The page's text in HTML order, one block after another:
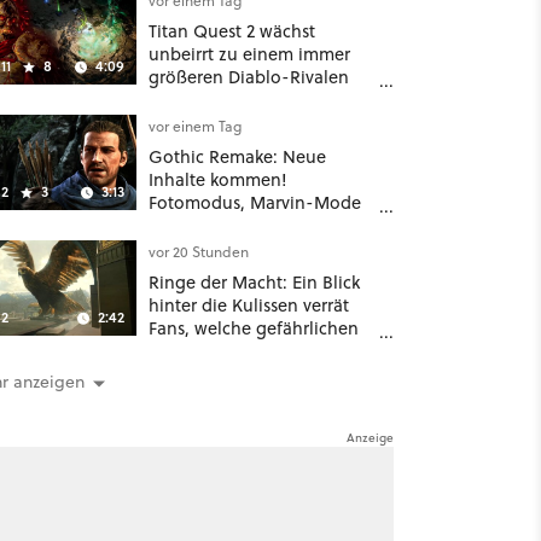
8 4:09
Titan Quest 2 wächst
unbeirrt zu einem immer
größeren Diablo-Rivalen
sogar eine richtige
Beschwörer-Klasse
3 3:13
vor einem Tag
Gothic Remake: Neue
Inhalte kommen!
Fotomodus, Marvin-Mode
2:42
vor 20 Stunden
Ringe der Macht: Ein Blick
hinter die Kulissen verrät
Fans, welche gefährlichen
anzeigen